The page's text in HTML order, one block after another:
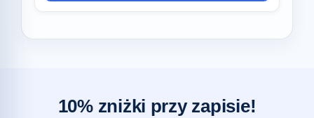
10% zniżki przy zapisie!